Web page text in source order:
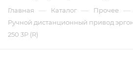
Главная — Каталог — Прочее —
Ручной дистанционный привод
250 3P (R)